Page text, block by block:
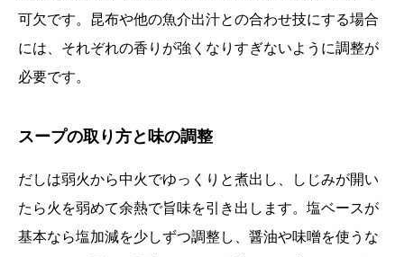
可欠です。昆布や他の魚介出汁との合わせ技にする場合
には、それぞれの香りが強くなりすぎないように調整が
必要です。
スープの取り方と味の調整
だしは弱火から中火でゆっくりと煮出し、しじみが開い
たら火を弱めて余熱で旨味を引き出します。塩ベースが
基本なら塩加減を少しずつ調整し、醤油や味噌を使うな